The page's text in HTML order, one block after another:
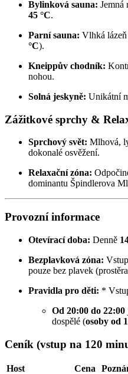
Bylinková sauna: Jemná
45 °C.
Parní sauna: Vlhká
°C).
Kneippův chodník:
nohou.
Solná jeskyně: Unikátní
Zážitkové sprchy &
Sprchový svět: Mlhová,
dokonalé osvěžení.
Relaxační zóna:
dominantu Špindlerova
Provozní informace
Otevírací doba: Denně
Bezplavková zóna:
pouze bez plavek
Pravidla pro děti: *
Od 20:00 do 22:00
dospělé (osoby od
Ceník (vstup na 120
Host Cena